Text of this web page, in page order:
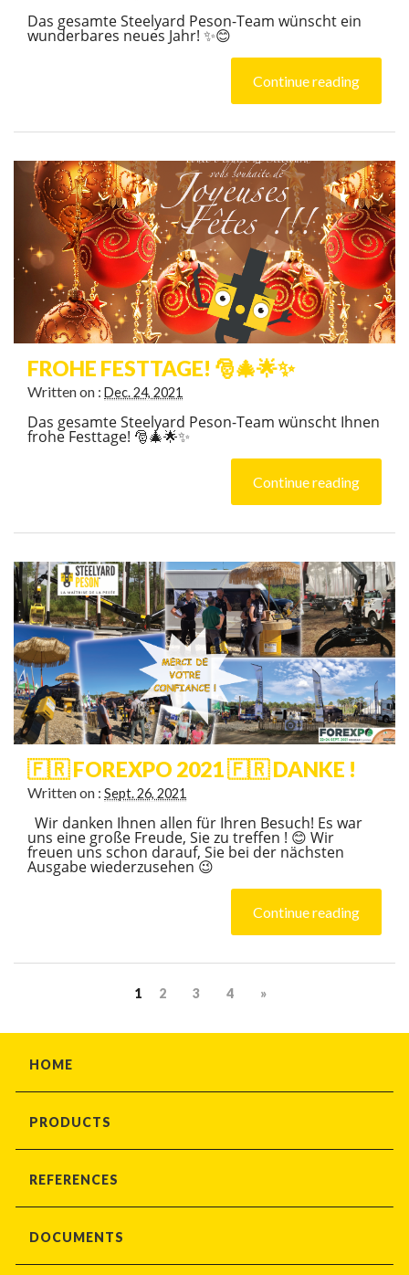
Das gesamte Steelyard Peson-Team wünscht ein
wunderbares neues Jahr! ✨😊
Continue reading
FROHE FESTTAGE! 🎅🎄🌟✨
Written on : Dec. 24, 2021
Das gesamte Steelyard Peson-Team wünscht Ihnen
frohe Festtage! 🎅🎄🌟✨
Continue reading
🇫🇷 FOREXPO 2021 🇫🇷 DANKE !
Written on : Sept. 26, 2021
Wir danken Ihnen allen für Ihren Besuch! Es war
uns eine große Freude, Sie zu treffen ! 😊 Wir
freuen uns schon darauf, Sie bei der nächsten
Ausgabe wiederzusehen 😉
Continue reading
1 2 3 4 »
HOME
PRODUCTS
REFERENCES
DOCUMENTS